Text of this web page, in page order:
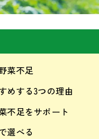
菜不足
めする3つの理由
不足をサポート
選べる